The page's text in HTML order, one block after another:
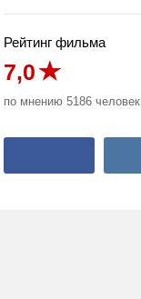
Рейтинг фильма
7,0
по мнению 5186 человек